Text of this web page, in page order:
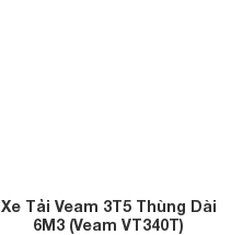
Xe Tải Veam 3T5 Thùng Dài
6M3 (Veam VT340T)